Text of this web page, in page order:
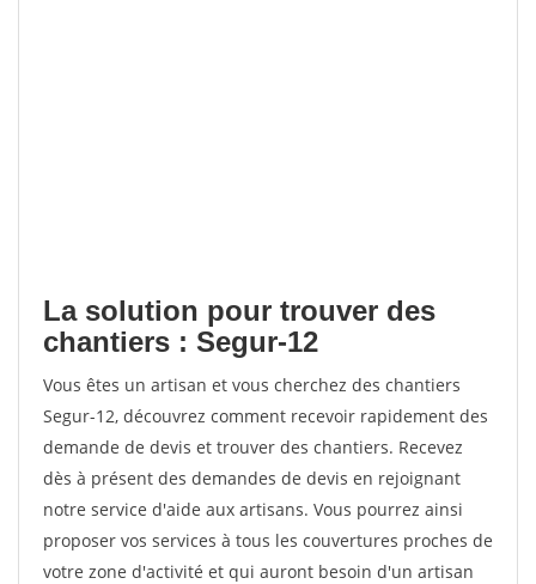
La solution pour trouver des
chantiers : Segur-12
Vous êtes un artisan et vous cherchez des chantiers
Segur-12, découvrez comment recevoir rapidement des
demande de devis et trouver des chantiers. Recevez
dès à présent des demandes de devis en rejoignant
notre service d'aide aux artisans. Vous pourrez ainsi
proposer vos services à tous les couvertures proches de
votre zone d'activité et qui auront besoin d'un artisan